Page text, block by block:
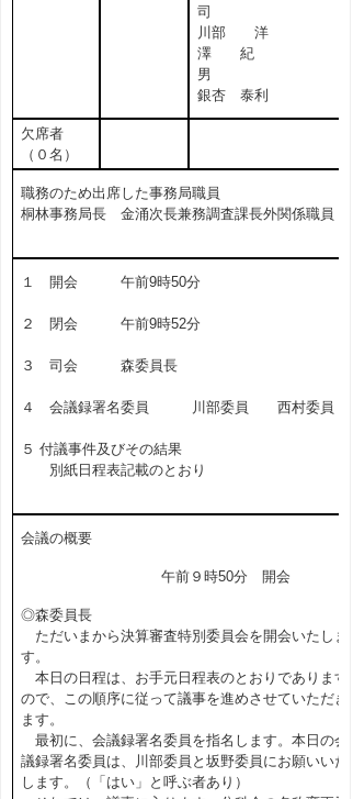
司
川部 洋
澤 紀
男
銀杏 泰利
欠席者
（０名）
職務のため出席した事務局職員
桐林事務局長 金涌次長兼務調査課長外関係職員
１ 開会 午前9時50分
２ 閉会 午前9時52分
３ 司会 森委員長
４ 会議録署名委員 川部委員 西村委員
５ 付議事件及びその結果
別紙日程表記載のとおり
会議の概要
午前９時50分 開会
◎森委員長
ただいまから決算審査特別委員会を開会いたしま
す。
本日の日程は、お手元日程表のとおりであります
ので、この順序に従って議事を進めさせていただき
ます。
最初に、会議録署名委員を指名します。本日の会
議録署名委員は、川部委員と坂野委員にお願いいた
します。（「はい」と呼ぶ者あり）